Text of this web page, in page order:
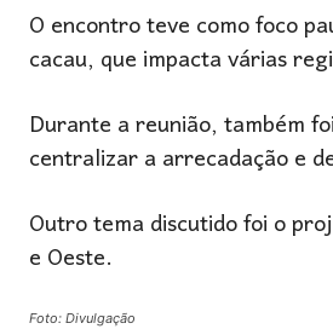
O encontro teve como foco
cacau, que impacta várias
Durante a reunião, também
centralizar a arrecadação e
Outro tema discutido foi o
e Oeste.
Foto: Divulgação